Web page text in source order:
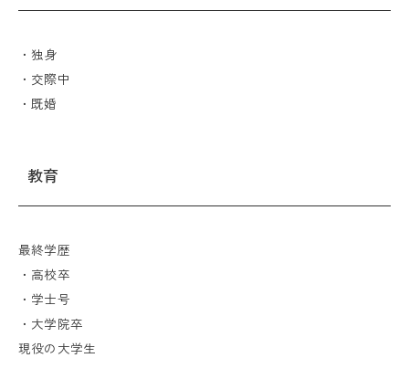
・独身
・交際中
・既婚
教育
最終学歴
・高校卒
・学士号
・大学院卒
現役の大学生